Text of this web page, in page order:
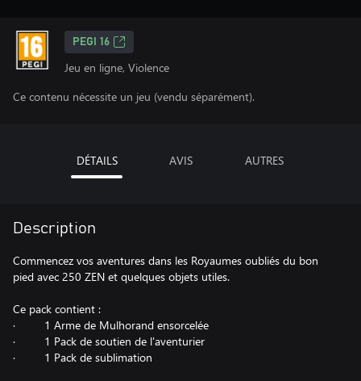
PEGI 16
Jeu en ligne, Violence
Ce contenu nécessite un jeu (vendu séparément).
DÉTAILS AVIS AUTRES
Description
Commencez vos aventures dans les Royaumes oubliés du bon
pied avec 250 ZEN et quelques objets utiles.
Ce pack contient :
· 1 Arme de Mulhorand ensorcelée
· 1 Pack de soutien de l'aventurier
· 1 Pack de sublimation